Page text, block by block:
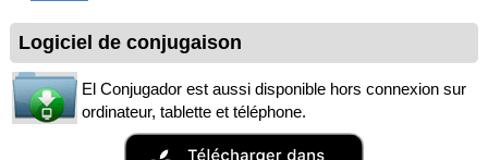
Logiciel de conjugaison
El Conjugador est aussi disponible hors connexion sur
ordinateur, tablette et téléphone.